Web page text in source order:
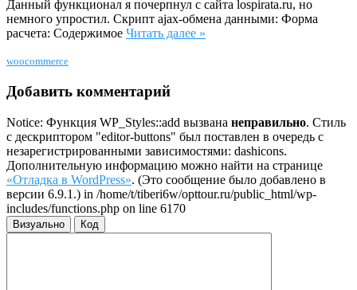
Данный функционал я почерпнул с сайта lospirata.ru, но
немного упростил. Скрипт ajax-обмена данными: Форма
расчета: Содержимое Читать далее »
woocommerce
Добавить комментарий
Notice: Функция WP_Styles::add вызвана неправильно. Стиль
с дескриптором "editor-buttons" был поставлен в очередь с
незарегистрированными зависимостями: dashicons.
Дополнительную информацию можно найти на странице
«Отладка в WordPress». (Это сообщение было добавлено в
версии 6.9.1.) in /home/t/tiberi6w/opttour.ru/public_html/wp-
includes/functions.php on line 6170
Визуально Код